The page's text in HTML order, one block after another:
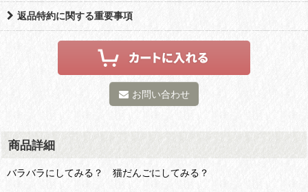
返品特約に関する重要事項
お問い合わせ
商品詳細
バラバラにしてみる？ 猫だんごにしてみる？